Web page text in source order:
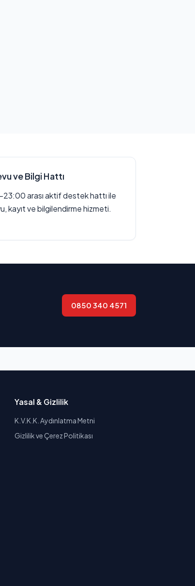
ve Bilgi Hattı
arası aktif destek hattı ile
kayıt ve bilgilendirme hizmeti.
0850 340 4571
Yasal & Gizlilik
K.V.K.K. Aydınlatma Metni
Gizlilik ve Çerez Politikası